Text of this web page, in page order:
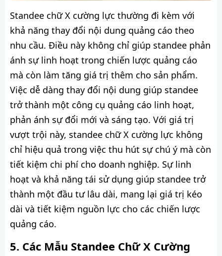
Standee chữ X cường lực thường đi kèm với
khả năng thay đổi nội dung quảng cáo theo
nhu cầu. Điều này không chỉ giúp standee phản
ánh sự linh hoạt trong chiến lược quảng cáo
mà còn làm tăng giá trị thêm cho sản phẩm.
Việc dễ dàng thay đổi nội dung giúp standee
trở thành một công cụ quảng cáo linh hoạt,
phản ánh sự đổi mới và sáng tạo. Với giá trị
vượt trội này, standee chữ X cường lực không
chỉ hiệu quả trong việc thu hút sự chú ý mà còn
tiết kiệm chi phí cho doanh nghiệp. Sự linh
hoạt và khả năng tái sử dụng giúp standee trở
thành một đầu tư lâu dài, mang lại giá trị kéo
dài và tiết kiệm nguồn lực cho các chiến lược
quảng cáo.
Các Mẫu Standee Chữ X Cường